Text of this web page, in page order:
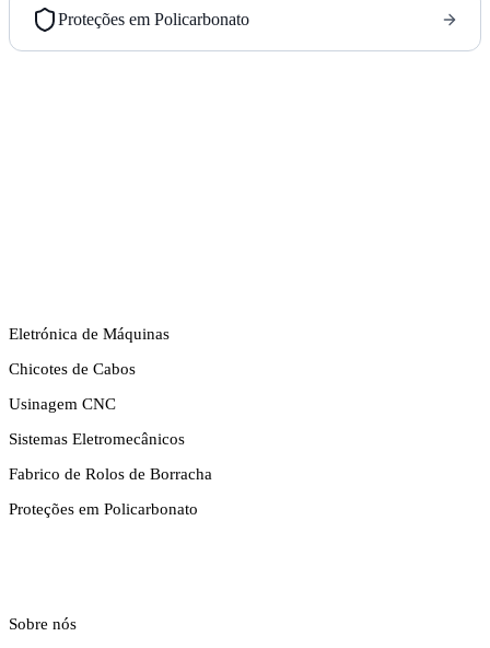
Proteções em Policarbonato
Eletrónica de Máquinas
Chicotes de Cabos
Usinagem CNC
Sistemas Eletromecânicos
Fabrico de Rolos de Borracha
Proteções em Policarbonato
Sobre nós